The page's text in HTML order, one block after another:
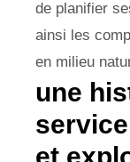
de planifier
ainsi les
en milieu
une